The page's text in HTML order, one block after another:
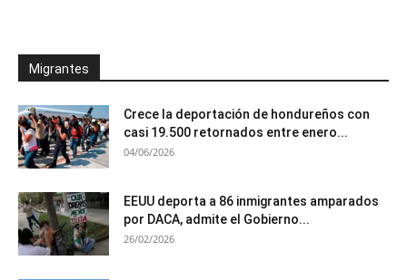
Migrantes
Crece la deportación de hondureños con
casi 19.500 retornados entre enero...
04/06/2026
EEUU deporta a 86 inmigrantes amparados
por DACA, admite el Gobierno...
26/02/2026